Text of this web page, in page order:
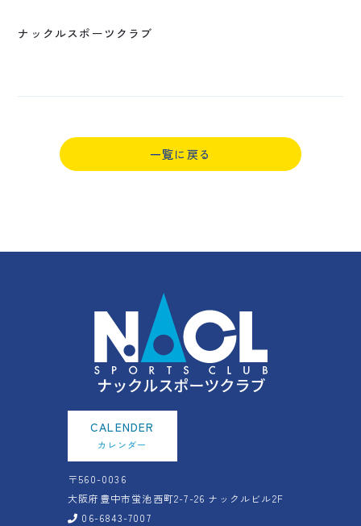
ナックルスポーツクラブ
一覧に戻る
CALENDER
カレンダー
〒560-0036
大阪府豊中市蛍池西町2-7-26 ナックルビル2F
06-6843-7007